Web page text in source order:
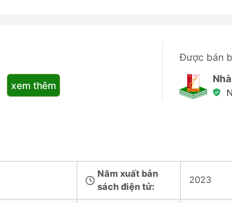
xem thêm
Được bán
Năm xuất bản
sách điện tử:
2023